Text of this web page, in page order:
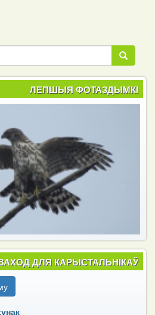
Пошук
Пошук
ЛЕПШЫЯ ФОТАЗДЫМКІ
ДЛЯ КАРЫСТАЛЬНІКАЎ